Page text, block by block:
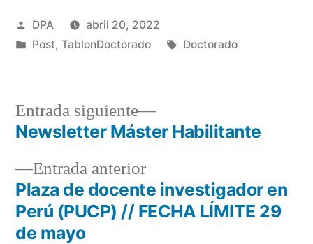
Publicado
por
DPA
abril 20, 2022
Publicado
Post, TablonDoctorado Etiquetas:
Doctorado
Navegación
de
entradas
Entrada anteriorEntrada
anterior:
Plaza de docente investigador en
Perú (PUCP) // FECHA LÍMITE 29
de mayo
Entrada siguiente
Entrada
siguiente:
Newsletter Máster Habilitante